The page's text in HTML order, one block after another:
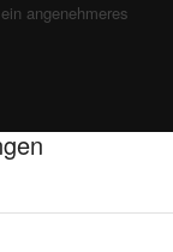
angenehmeres